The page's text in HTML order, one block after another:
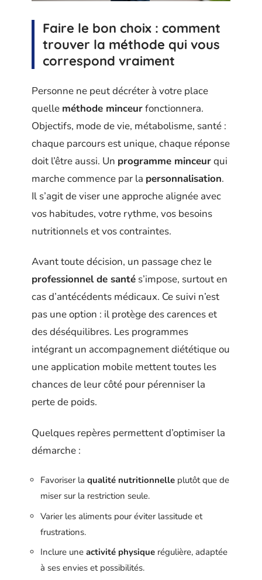
Faire le bon choix : comment
trouver la méthode qui vous
correspond vraiment
Personne ne peut décréter à votre place
quelle méthode minceurfonctionnera.
Objectifs, mode de vie, métabolisme, santé :
chaque parcours est unique, chaque réponse
doit l’être aussi. Un programme minceurqui
marche commence par la personnalisation.
Il s’agit de viser une approche alignée avec
vos habitudes, votre rythme, vos besoins
nutritionnels et vos contraintes.
Avant toute décision, un passage chez le
professionnel de santé s’impose, surtout en
cas d’antécédents médicaux. Ce suivi n’est
pas une option : il protège des carences et
des déséquilibres. Les programmes
intégrant un accompagnement diététique ou
une application mobile mettent toutes les
chances de leur côté pour pérenniser la
perte de poids.
Quelques repères permettent d’optimiser la
démarche :
Favoriser la qualité nutritionnelle plutôt que de
miser sur la restriction seule.
Varier les aliments pour éviter lassitude et
frustrations.
Inclure une activité physique régulière, adaptée
à ses envies et possibilités.